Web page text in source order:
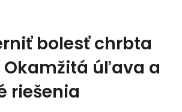
bolesť chrbta
Okamžitá úľava a
riešenia